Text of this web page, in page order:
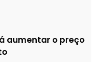
aumentar o preço